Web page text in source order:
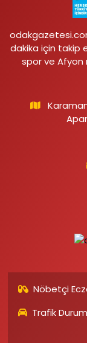
dakika için takip
spor ve Afyon
Nöbetçi
Trafik